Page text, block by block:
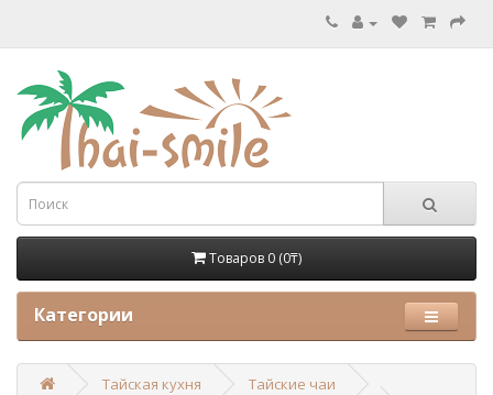
Товаров 0 (0₸)
Категории
Тайская кухня
Тайские чаи